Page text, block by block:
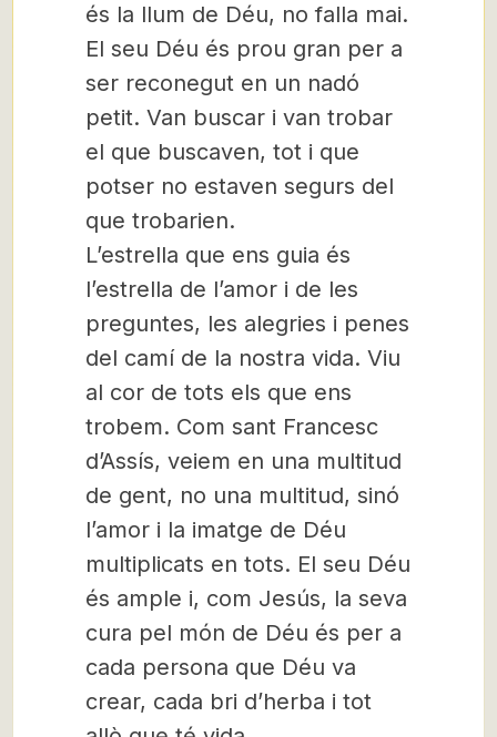
és la llum de Déu, no falla mai.
El seu Déu és prou gran per a
ser reconegut en un nadó
petit. Van buscar i van trobar
el que buscaven, tot i que
potser no estaven segurs del
que trobarien.
L’estrella que ens guia és
l’estrella de l’amor i de les
preguntes, les alegries i penes
del camí de la nostra vida. Viu
al cor de tots els que ens
trobem. Com sant Francesc
d’Assís, veiem en una multitud
de gent, no una multitud, sinó
l’amor i la imatge de Déu
multiplicats en tots. El seu Déu
és ample i, com Jesús, la seva
cura pel món de Déu és per a
cada persona que Déu va
crear, cada bri d’herba i tot